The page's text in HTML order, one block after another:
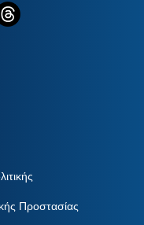
Προστασίας